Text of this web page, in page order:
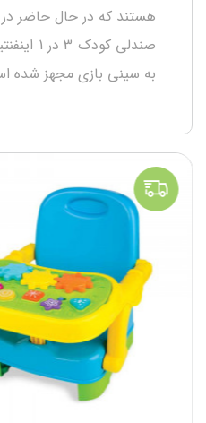
هستند که در حال حاضر
به سینی بازی مجهز شده